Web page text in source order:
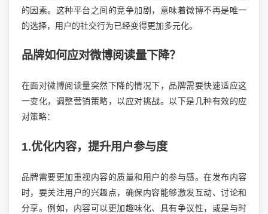
的因素。这种平台之间的竞争加剧，意味着微博不再是唯一
的选择，用户的社交行为已经变得更加多元化。
品牌如何应对微博阅读量下降？
在面对微博阅读量突然下降的情况下，品牌需要快速适应这
一变化，调整营销策略，以应对挑战。以下是几种有效的应
对策略：
1.优化内容，提升用户参与度
品牌需要更加重视内容的质量和用户的参与感。在发布内容
时，要关注用户的兴趣点，确保内容能够激发互动、讨论和
分享。例如，内容可以更加趣味化、具有争议性，或是与时